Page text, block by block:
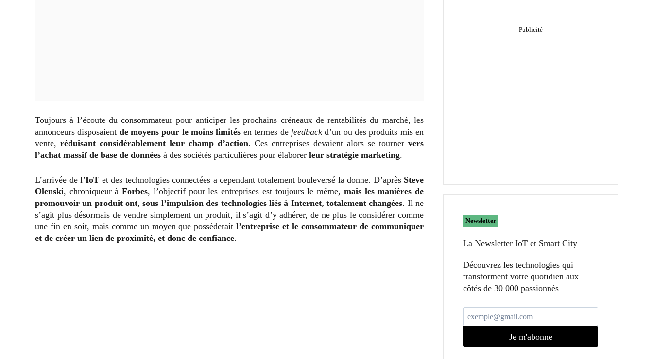
Toujours à l’écoute du consommateur pour anticiper les prochains créneaux de rentabilités du marché, les
annonceurs disposaient de moyens pour le moins limités en termes de feedbackd’un ou des produits mis en
vente, réduisant considérablement leur champ d’action. Ces entreprises devaient alors se tourner vers
l’achat massif de base de données à des sociétés particulières pour élaborer leur stratégie marketing.
L’arrivée de l’IoT et des technologies connectées a cependant totalement bouleversé la donne. D’après Steve
Olenski, chroniqueur àForbes, l’objectif pour les entreprises est toujours le même, mais les manières de
promouvoir un produit ont, sous l’impulsion des technologies liés à Internet, totalement changées. Il ne
s’agit plus désormais de vendre simplement un produit, il s’agit d’y adhérer, de ne plus le considérer comme
une fin en soit, mais comme un moyen que posséderaitl’entreprise et le consommateur de communiquer
et de créer un lien de proximité, et donc de confiance.
Newsletter
La Newsletter IoT et Smart City​
Découvrez les technologies qui
transforment votre quotidien aux
côtés de 30 000 passionnés
Je m'abonne